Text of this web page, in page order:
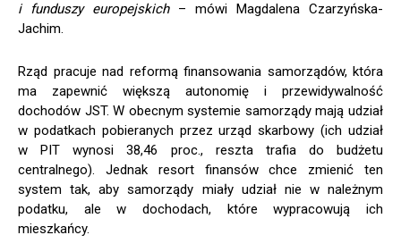
i funduszy europejskich– mówi Magdalena Czarzyńska-
Jachim.
Rząd pracuje nad reformą finansowania samorządów, która
ma zapewnić większą autonomię i przewidywalność
dochodów JST. W obecnym systemie samorządy mają udział
w podatkach pobieranych przez urząd skarbowy (ich udział
w PIT wynosi 38,46 proc., reszta trafia do budżetu
centralnego). Jednak resort finansów chce zmienić ten
system tak, aby samorządy miały udział nie w należnym
podatku, ale w dochodach, które wypracowują ich
mieszkańcy.